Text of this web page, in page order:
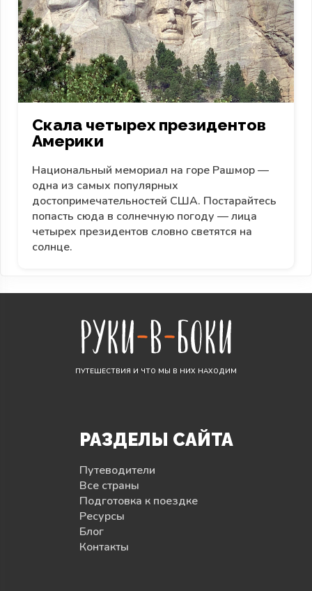
Скала четырех президентов
Америки
Национальный мемориал на горе Рашмор —
одна из самых популярных
достопримечательностей США. Постарайтесь
попасть сюда в солнечную погоду — лица
четырех президентов словно светятся на
солнце.
ПУТЕШЕСТВИЯ И ЧТО МЫ В НИХ НАХОДИМ
РАЗДЕЛЫ САЙТА
Путеводители
Все страны
Подготовка к поездке
Ресурсы
Блог
Контакты